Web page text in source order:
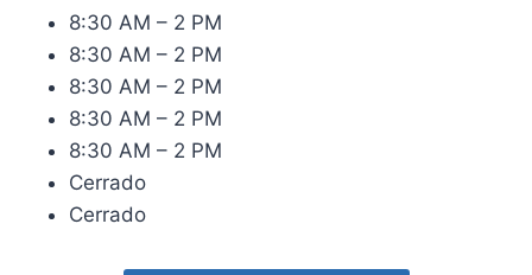
8:30 AM – 2 PM
8:30 AM – 2 PM
8:30 AM – 2 PM
8:30 AM – 2 PM
8:30 AM – 2 PM
Cerrado
Cerrado